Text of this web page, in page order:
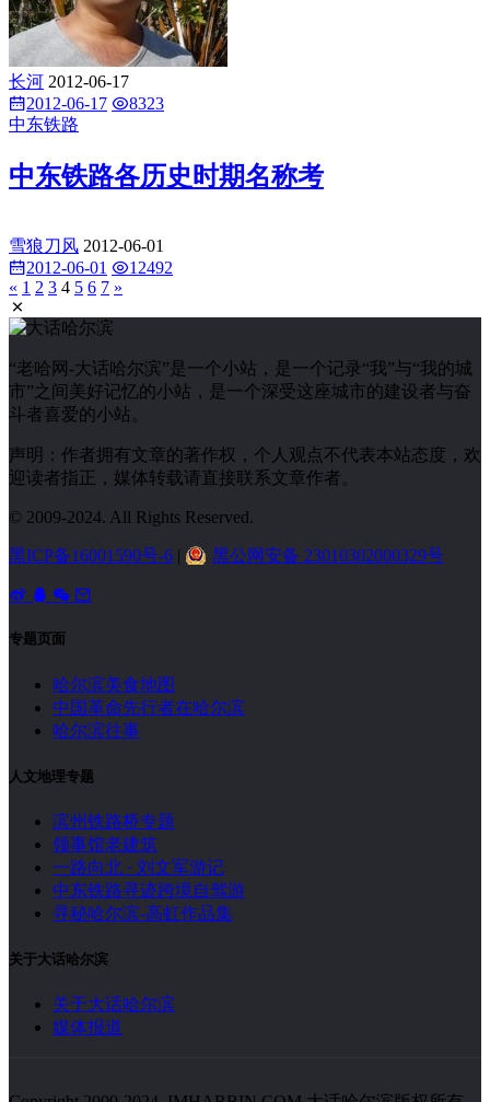
长河 2012-06-17
2012-06-17
8323
中东铁路
中东铁路各历史时期名称考
雪狼刀风 2012-06-01
2012-06-01
12492
« 1 2 3 4 5 6 7 »
“老哈网-大话哈尔滨”是一个小站，是一个记录“我”与“我的城
市”之间美好记忆的小站，是一个深受这座城市的建设者与奋
斗者喜爱的小站。
声明：作者拥有文章的著作权，个人观点不代表本站态度，欢
迎读者指正，媒体转载请直接联系文章作者。
© 2009-2024. All Rights Reserved.
黑ICP备16001590号-6 | 黑公网安备 23010302000329号
专题页面
哈尔滨美食地图
中国革命先行者在哈尔滨
哈尔滨往事
人文地理专题
滨州铁路桥专题
领事馆老建筑
一路向北 · 刘文军游记
中东铁路寻迹跨境自驾游
寻秘哈尔滨-高虹作品集
关于大话哈尔滨
关于大话哈尔滨
媒体报道